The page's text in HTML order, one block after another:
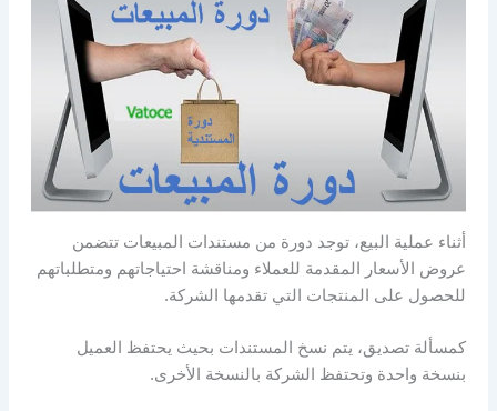
أثناء عملية البيع، توجد دورة من مستندات المبيعات تتضمن
عروض الأسعار المقدمة للعملاء ومناقشة احتياجاتهم ومتطلباتهم
للحصول على المنتجات التي تقدمها الشركة.
كمسألة تصديق، يتم نسخ المستندات بحيث يحتفظ العميل
بنسخة واحدة وتحتفظ الشركة بالنسخة الأخرى.